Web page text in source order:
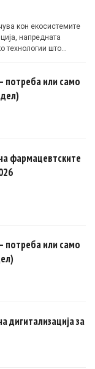
кон екосистемите
напредната
технологии што
потреба или само
фармацевтските
потреба или само
дигитализација за